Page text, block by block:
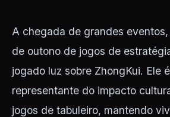
A chegada de grandes
de outono de jogos de
jogado luz sobre ZhongKui. Ele
representante do impacto
jogos de tabuleiro, mantendo